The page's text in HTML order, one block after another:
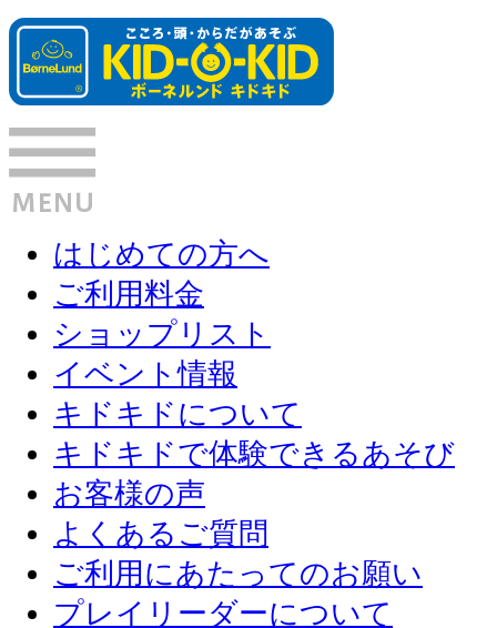
はじめての方へ
ご利用料金
ショップリスト
イベント情報
キドキドについて
キドキドで体験できるあそび
お客様の声
よくあるご質問
ご利用にあたってのお願い
プレイリーダーについて